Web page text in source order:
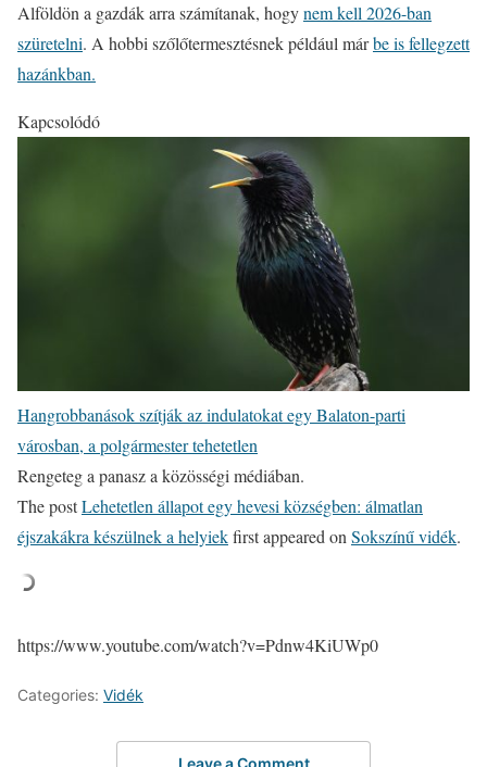
Alföldön a gazdák arra számítanak, hogynem kell 2026-ban
szüretelni. A hobbi szőlőtermesztésnek például márbe is fellegzett
hazánkban.
Kapcsolódó
Hangrobbanások szítják az indulatokat egy Balaton-parti
városban, a polgármester tehetetlen
Rengeteg a panasz a közösségi médiában.
The postLehetetlen állapot egy hevesi községben: álmatlan
éjszakákra készülnek a helyiekfirst appeared on Sokszínű vidék.
https://www.youtube.com/watch?v=Pdnw4KiUWp0
Categories: Vidék
Leave a Comment